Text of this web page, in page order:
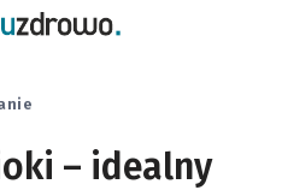
– idealny